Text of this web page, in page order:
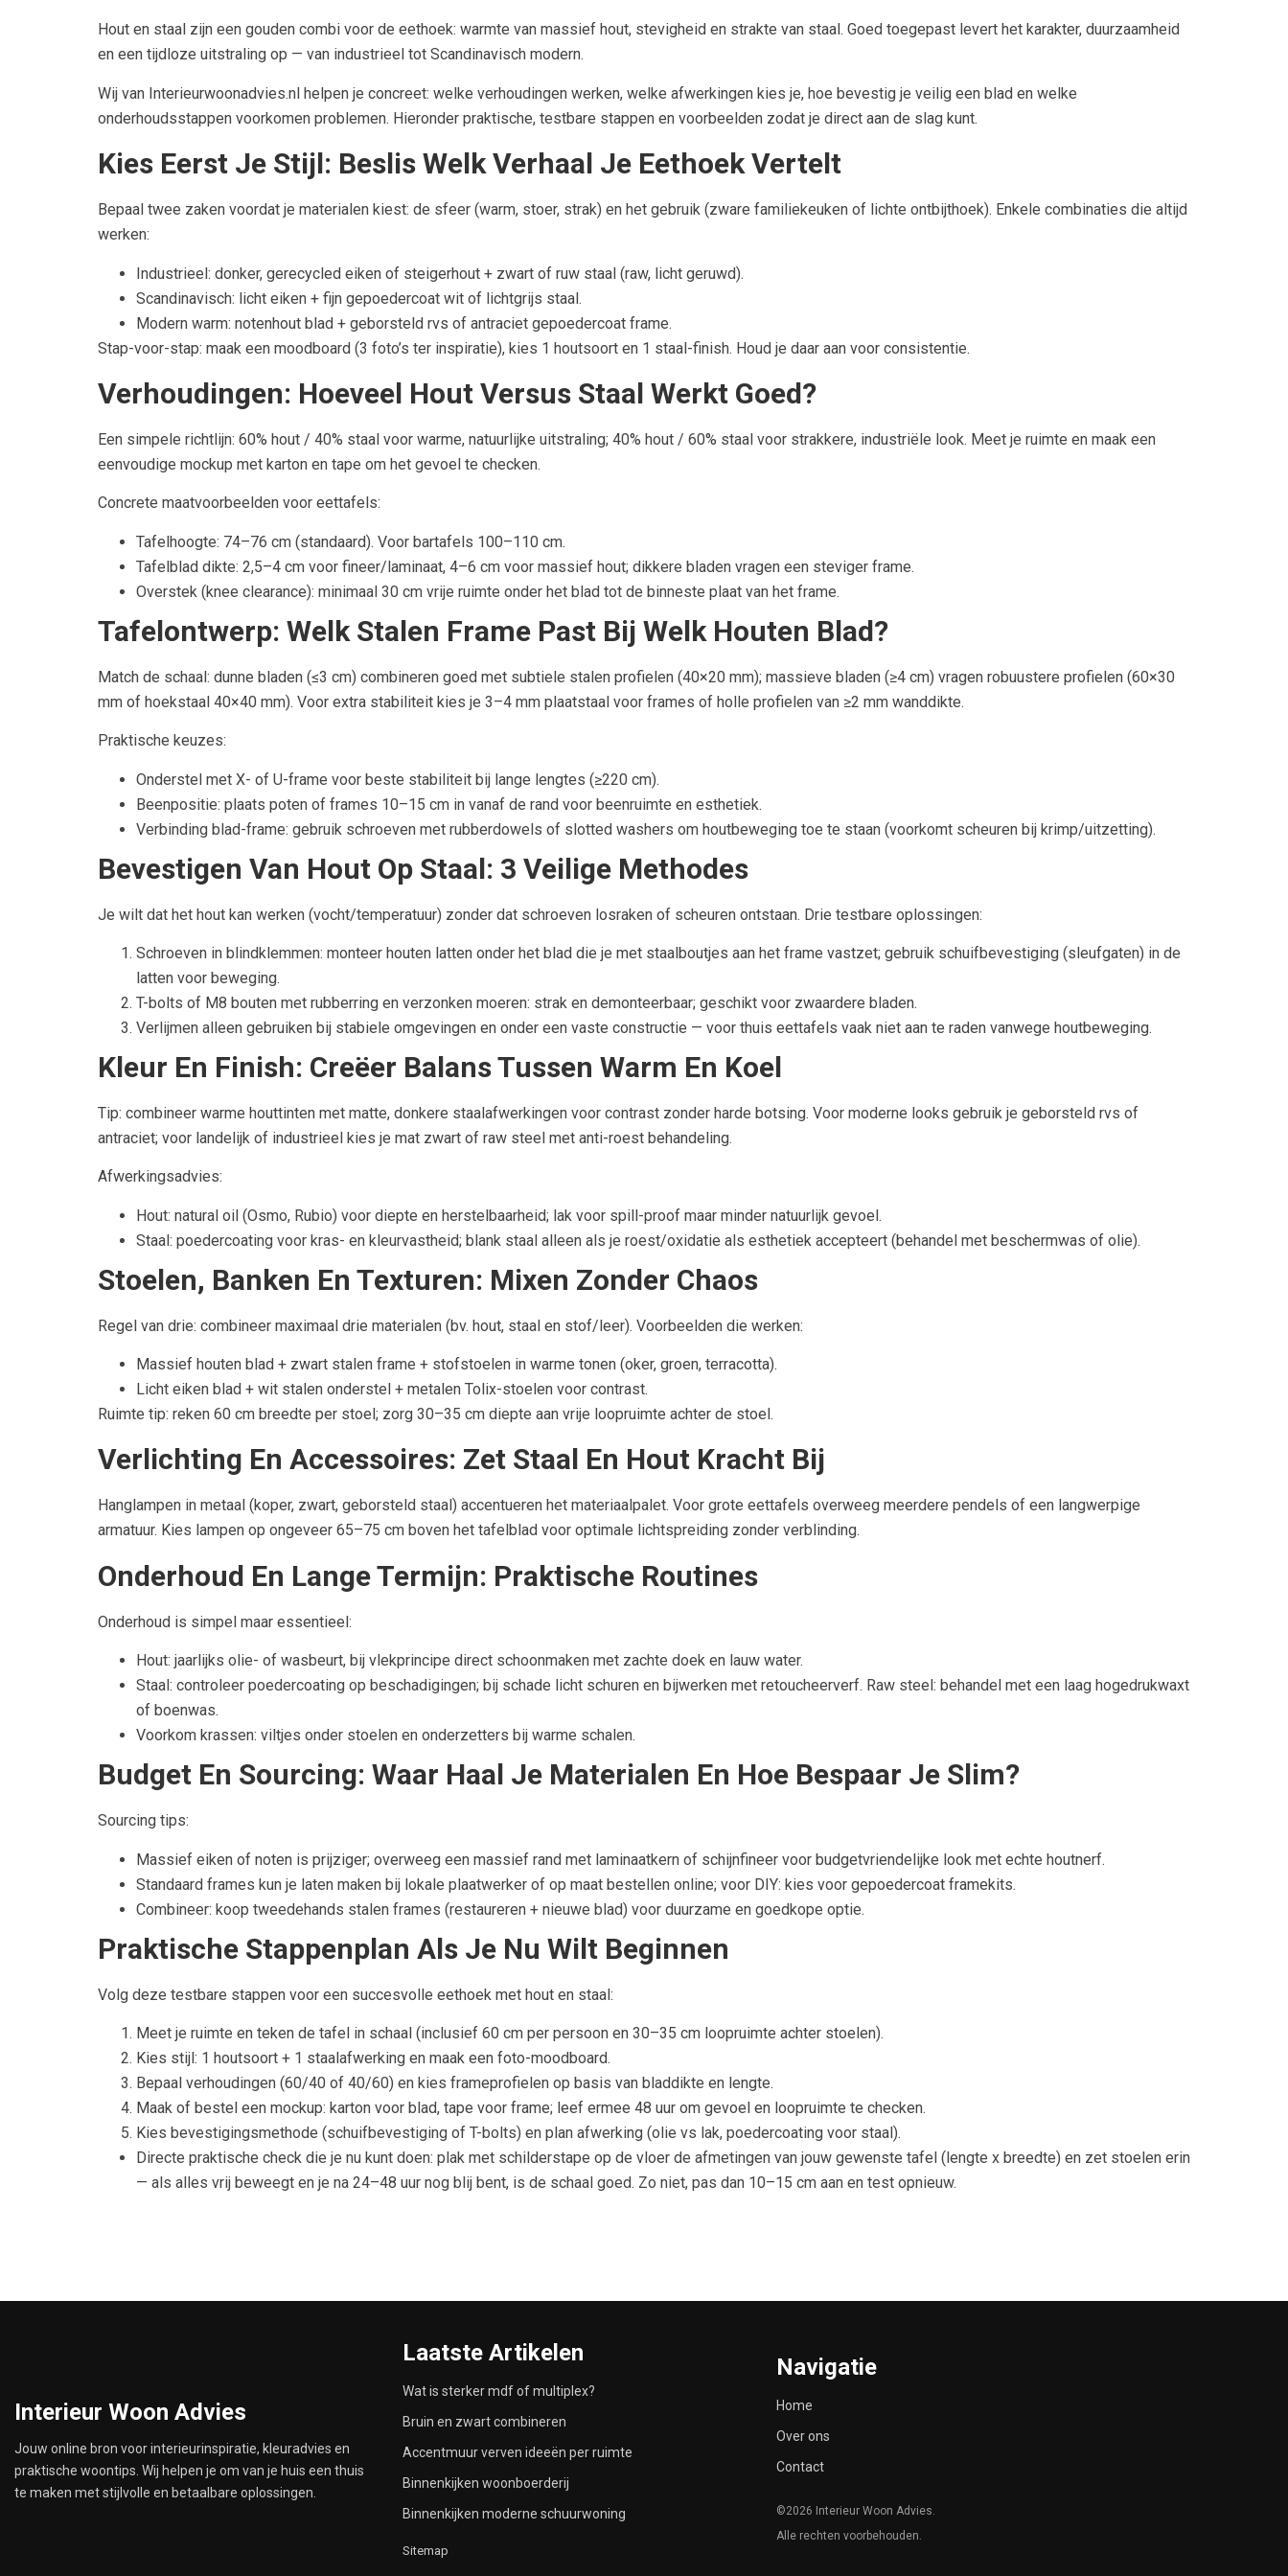
Hout en staal zijn een gouden combi voor de eethoek: warmte van massief hout, stevigheid en strakte van staal. Goed toegepast levert het karakter, duurzaamheid
en een tijdloze uitstraling op — van industrieel tot Scandinavisch modern.
Wij van Interieurwoonadvies.nl helpen je concreet: welke verhoudingen werken, welke afwerkingen kies je, hoe bevestig je veilig een blad en welke
onderhoudsstappen voorkomen problemen. Hieronder praktische, testbare stappen en voorbeelden zodat je direct aan de slag kunt.
Kies Eerst Je Stijl: Beslis Welk Verhaal Je Eethoek Vertelt
Bepaal twee zaken voordat je materialen kiest: de sfeer (warm, stoer, strak) en het gebruik (zware familiekeuken of lichte ontbijthoek). Enkele combinaties die altijd
werken:
Industrieel: donker, gerecycled eiken of steigerhout + zwart of ruw staal (raw, licht geruwd).
Scandinavisch: licht eiken + fijn gepoedercoat wit of lichtgrijs staal.
Modern warm: notenhout blad + geborsteld rvs of antraciet gepoedercoat frame.
Stap-voor-stap: maak een moodboard (3 foto’s ter inspiratie), kies 1 houtsoort en 1 staal-finish. Houd je daar aan voor consistentie.
Verhoudingen: Hoeveel Hout Versus Staal Werkt Goed?
Een simpele richtlijn: 60% hout / 40% staal voor warme, natuurlijke uitstraling; 40% hout / 60% staal voor strakkere, industriële look. Meet je ruimte en maak een
eenvoudige mockup met karton en tape om het gevoel te checken.
Concrete maatvoorbeelden voor eettafels:
Tafelhoogte: 74–76 cm (standaard). Voor bartafels 100–110 cm.
Tafelblad dikte: 2,5–4 cm voor fineer/laminaat, 4–6 cm voor massief hout; dikkere bladen vragen een steviger frame.
Overstek (knee clearance): minimaal 30 cm vrije ruimte onder het blad tot de binneste plaat van het frame.
Tafelontwerp: Welk Stalen Frame Past Bij Welk Houten Blad?
Match de schaal: dunne bladen (≤3 cm) combineren goed met subtiele stalen profielen (40×20 mm); massieve bladen (≥4 cm) vragen robuustere profielen (60×30
mm of hoekstaal 40×40 mm). Voor extra stabiliteit kies je 3–4 mm plaatstaal voor frames of holle profielen van ≥2 mm wanddikte.
Praktische keuzes:
Onderstel met X- of U-frame voor beste stabiliteit bij lange lengtes (≥220 cm).
Beenpositie: plaats poten of frames 10–15 cm in vanaf de rand voor beenruimte en esthetiek.
Verbinding blad-frame: gebruik schroeven met rubberdowels of slotted washers om houtbeweging toe te staan (voorkomt scheuren bij krimp/uitzetting).
Bevestigen Van Hout Op Staal: 3 Veilige Methodes
Je wilt dat het hout kan werken (vocht/temperatuur) zonder dat schroeven losraken of scheuren ontstaan. Drie testbare oplossingen:
Schroeven in blindklemmen: monteer houten latten onder het blad die je met staalboutjes aan het frame vastzet; gebruik schuifbevestiging (sleufgaten) in de
latten voor beweging.
T-bolts of M8 bouten met rubberring en verzonken moeren: strak en demonteerbaar; geschikt voor zwaardere bladen.
Verlijmen alleen gebruiken bij stabiele omgevingen en onder een vaste constructie — voor thuis eettafels vaak niet aan te raden vanwege houtbeweging.
Kleur En Finish: Creëer Balans Tussen Warm En Koel
Tip: combineer warme houttinten met matte, donkere staalafwerkingen voor contrast zonder harde botsing. Voor moderne looks gebruik je geborsteld rvs of
antraciet; voor landelijk of industrieel kies je mat zwart of raw steel met anti-roest behandeling.
Afwerkingsadvies:
Hout: natural oil (Osmo, Rubio) voor diepte en herstelbaarheid; lak voor spill-proof maar minder natuurlijk gevoel.
Staal: poedercoating voor kras- en kleurvastheid; blank staal alleen als je roest/oxidatie als esthetiek accepteert (behandel met beschermwas of olie).
Stoelen, Banken En Texturen: Mixen Zonder Chaos
Regel van drie: combineer maximaal drie materialen (bv. hout, staal en stof/leer). Voorbeelden die werken:
Massief houten blad + zwart stalen frame + stofstoelen in warme tonen (oker, groen, terracotta).
Licht eiken blad + wit stalen onderstel + metalen Tolix-stoelen voor contrast.
Ruimte tip: reken 60 cm breedte per stoel; zorg 30–35 cm diepte aan vrije loopruimte achter de stoel.
Verlichting En Accessoires: Zet Staal En Hout Kracht Bij
Hanglampen in metaal (koper, zwart, geborsteld staal) accentueren het materiaalpalet. Voor grote eettafels overweeg meerdere pendels of een langwerpige
armatuur. Kies lampen op ongeveer 65–75 cm boven het tafelblad voor optimale lichtspreiding zonder verblinding.
Onderhoud En Lange Termijn: Praktische Routines
Onderhoud is simpel maar essentieel:
Hout: jaarlijks olie- of wasbeurt, bij vlekprincipe direct schoonmaken met zachte doek en lauw water.
Staal: controleer poedercoating op beschadigingen; bij schade licht schuren en bijwerken met retoucheerverf. Raw steel: behandel met een laag hogedrukwaxt
of boenwas.
Voorkom krassen: viltjes onder stoelen en onderzetters bij warme schalen.
Budget En Sourcing: Waar Haal Je Materialen En Hoe Bespaar Je Slim?
Sourcing tips:
Massief eiken of noten is prijziger; overweeg een massief rand met laminaatkern of schijnfineer voor budgetvriendelijke look met echte houtnerf.
Standaard frames kun je laten maken bij lokale plaatwerker of op maat bestellen online; voor DIY: kies voor gepoedercoat framekits.
Combineer: koop tweedehands stalen frames (restaureren + nieuwe blad) voor duurzame en goedkope optie.
Praktische Stappenplan Als Je Nu Wilt Beginnen
Volg deze testbare stappen voor een succesvolle eethoek met hout en staal:
Meet je ruimte en teken de tafel in schaal (inclusief 60 cm per persoon en 30–35 cm loopruimte achter stoelen).
Kies stijl: 1 houtsoort + 1 staalafwerking en maak een foto-moodboard.
Bepaal verhoudingen (60/40 of 40/60) en kies frameprofielen op basis van bladdikte en lengte.
Maak of bestel een mockup: karton voor blad, tape voor frame; leef ermee 48 uur om gevoel en loopruimte te checken.
Kies bevestigingsmethode (schuifbevestiging of T-bolts) en plan afwerking (olie vs lak, poedercoating voor staal).
Directe praktische check die je nu kunt doen: plak met schilderstape op de vloer de afmetingen van jouw gewenste tafel (lengte x breedte) en zet stoelen erin
— als alles vrij beweegt en je na 24–48 uur nog blij bent, is de schaal goed. Zo niet, pas dan 10–15 cm aan en test opnieuw.
Interieur Woon Advies
Jouw online bron voor interieurinspiratie, kleuradvies en
praktische woontips. Wij helpen je om van je huis een thuis
te maken met stijlvolle en betaalbare oplossingen.
Laatste Artikelen
Wat is sterker mdf of multiplex?
Bruin en zwart combineren
Accentmuur verven ideeën per ruimte
Binnenkijken woonboerderij
Binnenkijken moderne schuurwoning
Sitemap
Navigatie
Home
Over ons
Contact
©2026 Interieur Woon Advies.
Alle rechten voorbehouden.